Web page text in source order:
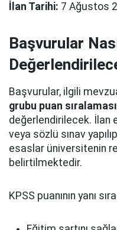
İlan Tarihi: 7 Ağustos
Başvurular
Başvurular, ilgili
grubu puan sıralaması
değerlendirilecek. İlan
veya sözlü sınav
esaslar üniversitenin
belirtilmektedir.
KPSS puanının yanı